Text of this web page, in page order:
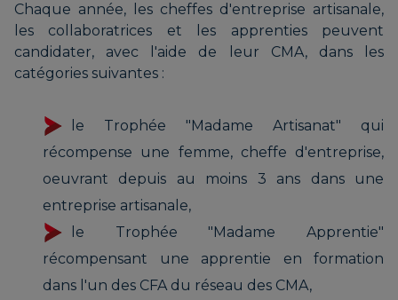
Chaque année, les cheffes d'entreprise artisanale,
les collaboratrices et les apprenties peuvent
candidater, avec l'aide de leur CMA, dans les
catégories suivantes :
le Trophée "Madame Artisanat" qui
récompense une femme, cheffe d'entreprise,
oeuvrant depuis au moins 3 ans dans une
entreprise artisanale,
le Trophée "Madame Apprentie"
récompensant une apprentie en formation
dans l'un des CFA du réseau des CMA,